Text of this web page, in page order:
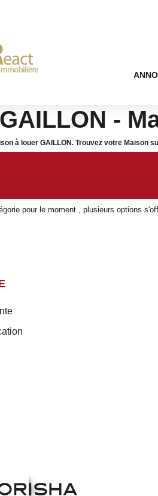
-
à louer GAILLON. Trouvez votre Maison
pour le moment , plusieurs options